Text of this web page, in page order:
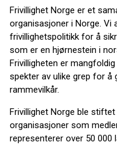
Frivillighet Norge er et
organisasjoner i Norge. Vi
frivillighetspolitikk for å
som er en hjørnestein i
Frivilligheten er
spekter av ulike grep for å
rammevilkår.
Frivillighet Norge ble
organisasjoner som
representerer over 50 000